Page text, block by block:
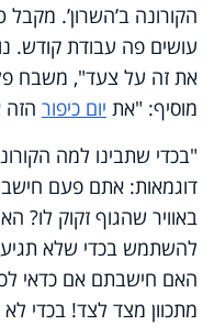
עושים פה עבודת קודש.
את זה על צעד", משבח
מוסיף: "את יום כיפור הזה
"בכדי שתבינו למה
דוגמאות: אתם פעם
באוויר שהגוף זקוק לו?
להשתמש בכדי שלא תגיעו
האם חישבתם אם כדאי
מתכוון מצד לצד! בכדי לא